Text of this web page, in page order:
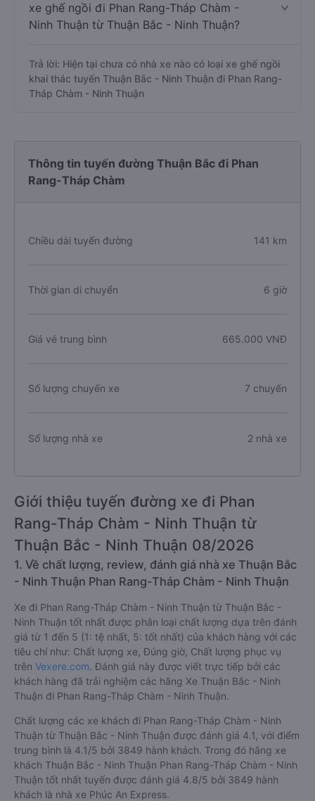
xe ghế ngồi đi Phan Rang-Tháp Chàm -
Ninh Thuận từ Thuận Bắc - Ninh Thuận?
Trả lời: Hiện tại chưa có nhà xe nào có loại xe ghế ngồi
khai thác tuyến Thuận Bắc - Ninh Thuận đi Phan Rang-
Tháp Chàm - Ninh Thuận
Thông tin tuyến đường Thuận Bắc đi Phan
Rang-Tháp Chàm
Chiều dài tuyến đường 141 km
Thời gian di chuyển 6 giờ
Giá vé trung bình 665.000 VNĐ
Số lượng chuyến xe 7 chuyến
Số lượng nhà xe 2 nhà xe
Giới thiệu tuyến đường xe đi Phan
Rang-Tháp Chàm - Ninh Thuận từ
Thuận Bắc - Ninh Thuận 08/2026
1. Về chất lượng, review, đánh giá nhà xe Thuận Bắc
- Ninh Thuận Phan Rang-Tháp Chàm - Ninh Thuận
Xe đi Phan Rang-Tháp Chàm - Ninh Thuận từ Thuận Bắc -
Ninh Thuận tốt nhất được phân loại chất lượng dựa trên đánh
giá từ 1 đến 5 (1: tệ nhất, 5: tốt nhất) của khách hàng với các
tiêu chí như: Chất lượng xe, Đúng giờ, Chất lượng phục vụ
trên Vexere.com. Đánh giá này được viết trực tiếp bởi các
khách hàng đã trải nghiệm các hãng Xe Thuận Bắc - Ninh
Thuận đi Phan Rang-Tháp Chàm - Ninh Thuận.
Chất lượng các xe khách đi Phan Rang-Tháp Chàm - Ninh
Thuận từ Thuận Bắc - Ninh Thuận được đánh giá 4.1, với điểm
trung bình là 4.1/5 bởi 3849 hành khách. Trong đó hãng xe
khách Thuận Bắc - Ninh Thuận Phan Rang-Tháp Chàm - Ninh
Thuận tốt nhất tuyến được đánh giá 4.8/5 bởi 3849 hành
khách là nhà xe Phúc An Express.